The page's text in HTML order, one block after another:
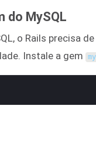
do MySQL
o Rails precisa
Instale a gem